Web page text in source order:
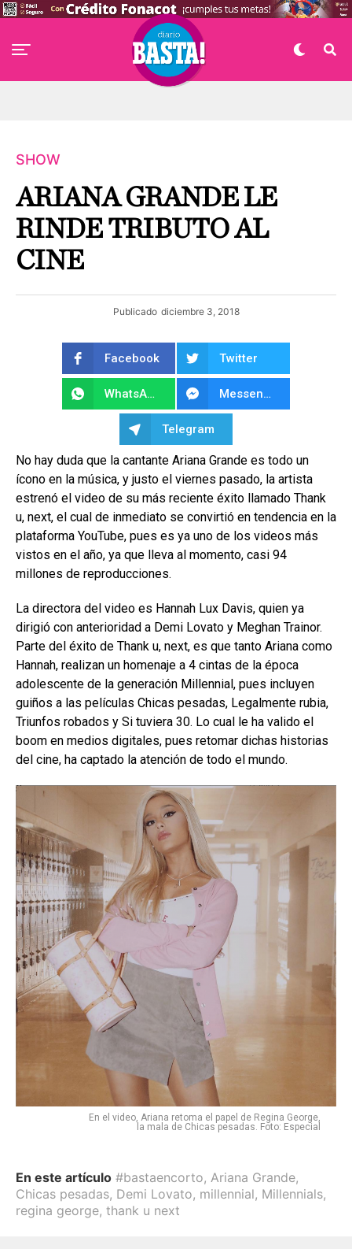
SHOW
ARIANA GRANDE LE
RINDE TRIBUTO AL
CINE
Publicado diciembre 3, 2018
Facebook Twitter
WhatsApp Messenger
Telegram
No hay duda que la cantante Ariana Grande es todo un
ícono en la música, y justo el viernes pasado, la artista
estrenó el video de su más reciente éxito llamado Thank
u, next, el cual de inmediato se convirtió en tendencia en la
plataforma YouTube, pues es ya uno de los videos más
vistos en el año, ya que lleva al momento, casi 94
millones de reproducciones.
La directora del video es Hannah Lux Davis, quien ya
dirigió con anterioridad a Demi Lovato y Meghan Trainor.
Parte del éxito de Thank u, next, es que tanto Ariana como
Hannah, realizan un homenaje a 4 cintas de la época
adolescente de la generación Millennial, pues incluyen
guiños a las películas Chicas pesadas, Legalmente rubia,
Triunfos robados y Si tuviera 30. Lo cual le ha valido el
boom en medios digitales, pues retomar dichas historias
del cine, ha captado la atención de todo el mundo.
En el video, Ariana retoma el papel de Regina George,
la mala de Chicas pesadas. Foto: Especial
En este artículo #bastaencorto, Ariana Grande,
Chicas pesadas, Demi Lovato, millennial, Millennials,
regina george, thank u next